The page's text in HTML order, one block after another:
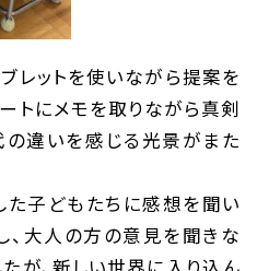
レットを使いながら提案を
トにメモを取りながら真剣
の違いを感じる光景がまた
た子どもたちに感想を聞い
、大人の方の意見を聞きな